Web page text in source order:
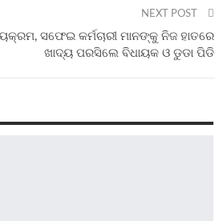
NEXT POST
ସଫେଇ କର୍ମଚାରୀ ମାନଙ୍କୁ ନିଜ ହାତରେ
ଖାଦ୍ୟ ପରସିଲେ ବିଧାୟକ ଓ ଡୁଡା ପିଡି